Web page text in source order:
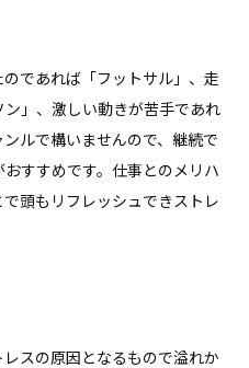
であれば「フットサル」、走
」、激しい動きが苦手であれ
ルで構いませんので、継続で
すすめです。仕事とのメリハ
頭もリフレッシュできストレ
スの原因となるもので溢れか